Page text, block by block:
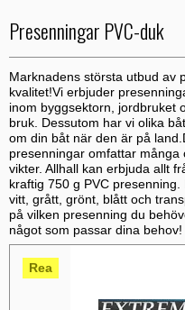
Presenningar PVC-duk
Marknadens största utbud av
kvalitet!Vi erbjuder
inom byggsektorn, jordbruket
bruk. Dessutom har vi olika
om din båt när den är på
presenningar omfattar många
vikter. Allhall kan erbjuda allt
kraftig 750 g PVC
vitt, grått, grönt, blått och
på vilken presenning du
något som passar dina behov!
Rea